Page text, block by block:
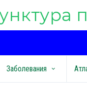
Заболевания keyboard_arrow_down